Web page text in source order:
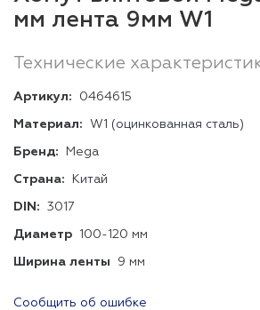
мм лента 9мм W1
Технические
Артикул: 0464615
Материал: W1 (оцинкованная сталь)
Бренд: Mega
Страна: Китай
DIN: 3017
Диаметр 100-120 мм
Ширина ленты 9 мм
Сообщить об ошибке